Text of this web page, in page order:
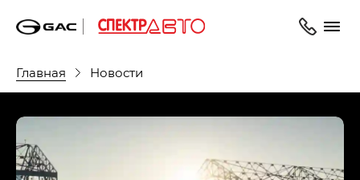
Главная Новости